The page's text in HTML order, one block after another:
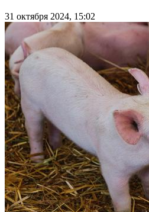
31 октября 2024, 15:02